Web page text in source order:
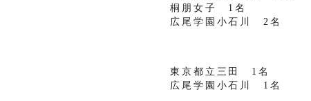
桐朋女子 1名
広尾学園小石川 2名
東京都立三田 1名
広尾学園小石川 1名